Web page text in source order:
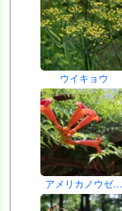
ウイキョウ
アメリカノウゼ…